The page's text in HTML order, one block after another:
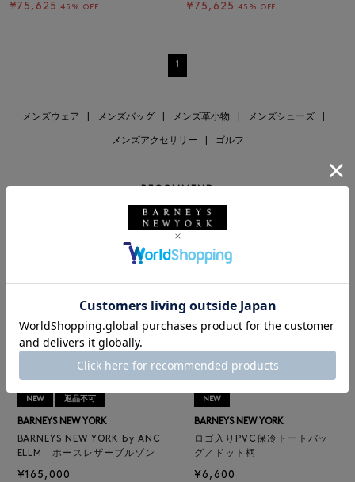
¥75,625 45% OFF
¥75,625 45% OFF
1
メンズウェア メンズバッグ メンズ革小物 メンズシューズ
メンズアクセサリー ゴルフ
NEW 返品不可
BARNEYS NEW YORK
BARNEYS NEW YORK by ANC
ELLM ホースレザーブルゾン
¥165,000
NEW
BARNEYS NEW YORK
ロゴ入りPVC保冷トートバッ
グ／ドット柄
¥6,600